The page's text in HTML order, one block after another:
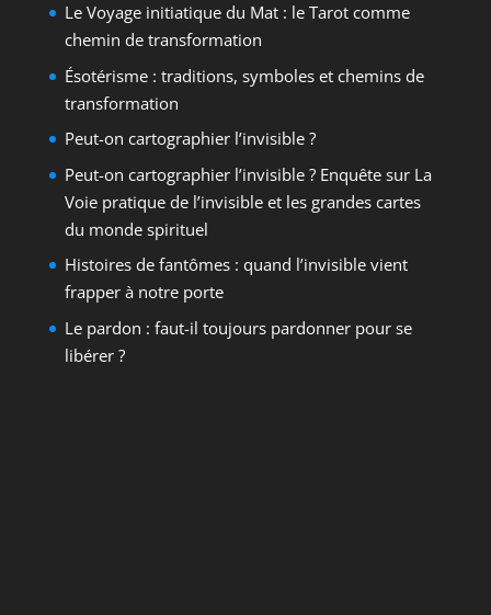
Le Voyage initiatique du Mat : le Tarot comme
chemin de transformation
Ésotérisme : traditions, symboles et chemins de
transformation
Peut-on cartographier l’invisible ?
Peut-on cartographier l’invisible ? Enquête sur La
Voie pratique de l’invisible et les grandes cartes
du monde spirituel
Histoires de fantômes : quand l’invisible vient
frapper à notre porte
Le pardon : faut-il toujours pardonner pour se
libérer ?